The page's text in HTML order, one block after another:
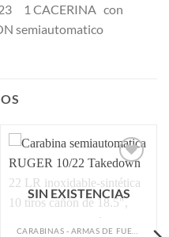
1 CACERINA con
semiautomatico
a la
lista de
deseos
SIN EXISTENCIAS